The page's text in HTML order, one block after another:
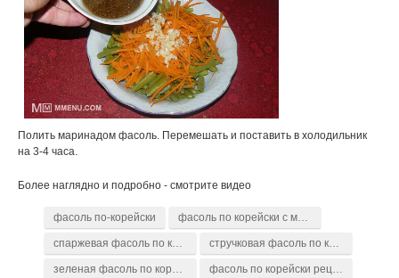
Полить маринадом фасоль. Перемешать и поставить в холодильник
на 3-4 часа.
Более наглядно и подробно - смотрите видео
фасоль по-корейски фасоль по корейски с морковью
спаржевая фасоль по корейски стручковая фасоль по корейски
зеленая фасоль по корейски фасоль по корейски рецепт